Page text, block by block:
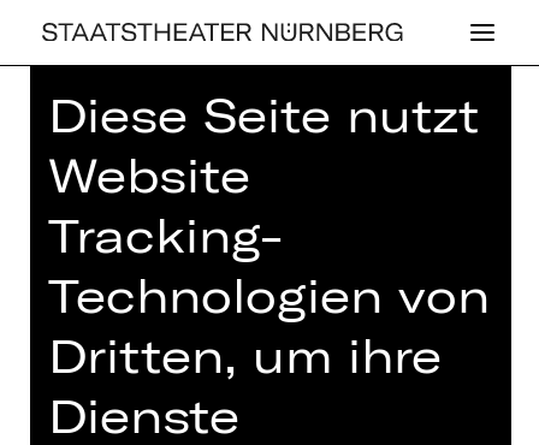
SCHAUSPIEL
JAUCH­ZET!
FROH­LO­CKET!
Trainingslager für eingerostete
Stimmbänder
Diese Seite nutzt
Website
Tracking-
Technologien von
Dritten, um ihre
Dienste